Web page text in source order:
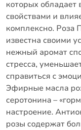
которых
свойствами и
комплексно. Роза
известна своими
нежный аромат
стресса,
справиться с
Эфирные масла
серотонина –
настроение.
розы содержат